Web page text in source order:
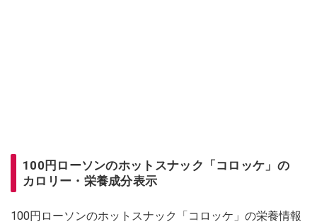
100円ローソンのホットスナック「コロッケ」の
カロリー・栄養成分表示
100円ローソンのホットスナック「コロッケ」の栄養情報